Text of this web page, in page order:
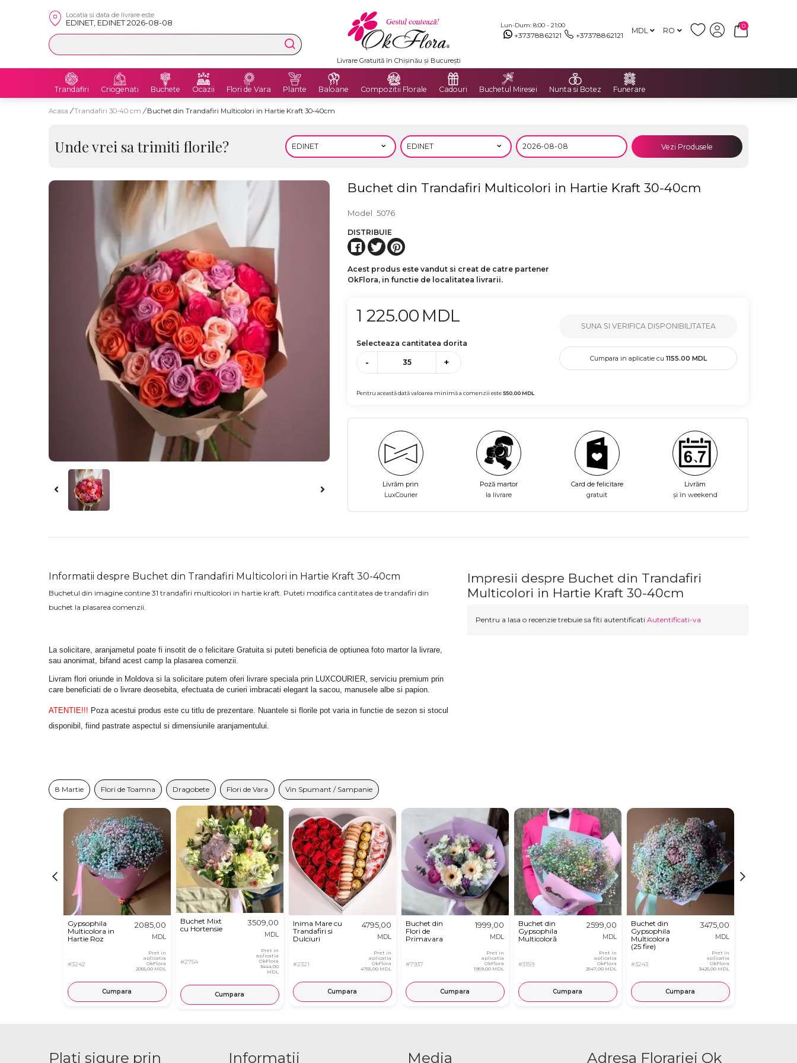
Locatia si data de livrare este
EDINET, EDINET 2026-08-08 Lun-Dum: 8:00 - 21:00
+37378862121 +37378862121 MDL RO
0
Livrare Gratuită în Chișinău și București
Trandafiri Criogenati Buchete Ocazii Flori de Vara Plante Baloane Compozitii Florale Cadouri Buchetul Miresei Nunta si Botez Funerare
Acasa / Trandafiri 30-40 cm / Buchet din Trandafiri Multicolori in Hartie Kraft 30-40cm
Unde vrei sa trimiti florile? Vezi Produsele
Buchet din Trandafiri Multicolori in Hartie Kraft 30-40cm
Model 5076
DISTRIBUIE
Acest produs este vandut si creat de catre partener
OkFlora, in functie de localitatea livrarii.
1 225.00 MDL
Selecteaza cantitatea dorita
- +
Pentru această dată valoarea minimă a comenzii este550.00MDL
SUNA SI VERIFICA DISPONIBILITATEA
Cumpara in aplicatie cu 1155.00 MDL
Livrăm prin
LuxCourier
Poză martor
la livrare
Card de felicitare
gratuit
Livrăm
și în weekend
Informatii despre Buchet din Trandafiri Multicolori in Hartie Kraft 30-40cm
Buchetul din imagine contine 31 trandafiri multicolori in hartie kraft. Puteti modifica cantitatea de trandafiri din
buchet la plasarea comenzii.
La solicitare, aranjametul poate fi insotit de o felicitare Gratuita si puteti beneficia de optiunea foto martor la livrare,
sau anonimat, bifand acest camp la plasarea comenzii.
Livram flori oriunde in Moldova si la solicitare putem oferi livrare speciala prin LUXCOURIER, serviciu premium prin
care beneficiati de o livrare deosebita, efectuata de curieri imbracati elegant la sacou, manusele albe si papion.
ATENTIE!!! Poza acestui produs este cu titlu de prezentare. Nuantele si florile pot varia in functie de sezon si stocul
disponibil, fiind pastrate aspectul si dimensiunile aranjamentului.
Impresii despre Buchet din Trandafiri
Multicolori in Hartie Kraft 30-40cm
Pentru a lasa o recenzie trebuie sa fiti autentificati Autentificati-va
8 Martie Flori de Toamna Dragobete Flori de Vara Vin Spumant / Sampanie
Gypsophila
Multicolora in
Hartie Roz
#3242
2085,00
MDL
Pret in
aplicatia
OkFlora
2055,00 MDL
Cumpara
Buchet Mixt
cu Hortensie
#2754
3509,00
MDL
Pret in
aplicatia
OkFlora
3444,00
MDL
Cumpara
Inima Mare cu
Trandafiri si
Dulciuri
#2321
4795,00
MDL
Pret in
aplicatia
OkFlora
4755,00 MDL
Cumpara
Buchet din
Flori de
Primavara
#7937
1999,00
MDL
Pret in
aplicatia
OkFlora
1959,00 MDL
Cumpara
Buchet din
Gypsophila
Multicoloră
#3159
2599,00
MDL
Pret in
aplicatia
OkFlora
2547,00 MDL
Cumpara
Buchet din
Gypsophila
Multicolora
(25 fire)
#3243
3475,00
MDL
Pret in
aplicatia
OkFlora
3425,00 MDL
Cumpara
Plati sigure prin Informatii Media Adresa Florariei Ok